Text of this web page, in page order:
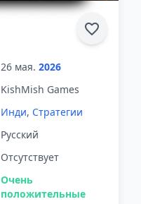
26 мая. 2026
KishMish Games
Инди, Стратегии
Русский
Отсутствует
Очень
положительные